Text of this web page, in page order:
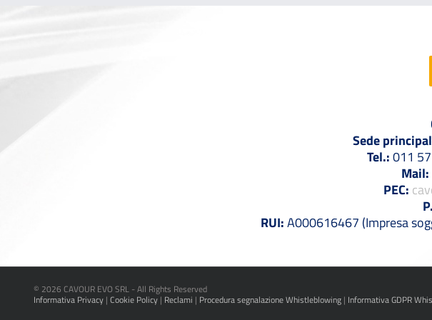
Sede
Tel.:011
Mail:
PEC:
RUI:A000616467 (Impresa
© 2026 CAVOUR EVO SRL - All Rights Reserved
Informativa Privacy | Cookie Policy | Reclami | Procedura segnalazione Whistleblowing | Informativa GDPR